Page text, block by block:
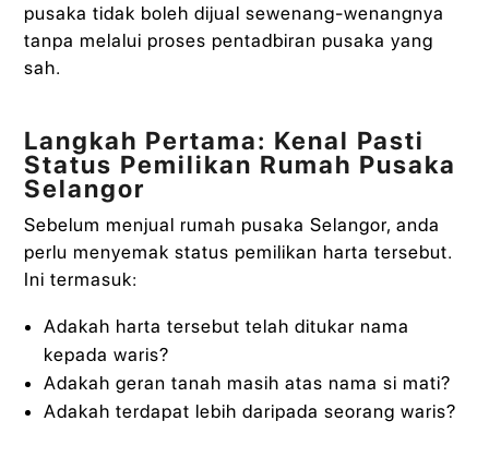
pusaka tidak boleh dijual sewenang-wenangnya
tanpa melalui proses pentadbiran pusaka yang
sah.
Langkah Pertama: Kenal Pasti
Status Pemilikan Rumah Pusaka
Selangor
Sebelum menjual rumah pusaka Selangor, anda
perlu menyemak status pemilikan harta tersebut.
Ini termasuk:
Adakah harta tersebut telah ditukar nama
kepada waris?
Adakah geran tanah masih atas nama si mati?
Adakah terdapat lebih daripada seorang waris?